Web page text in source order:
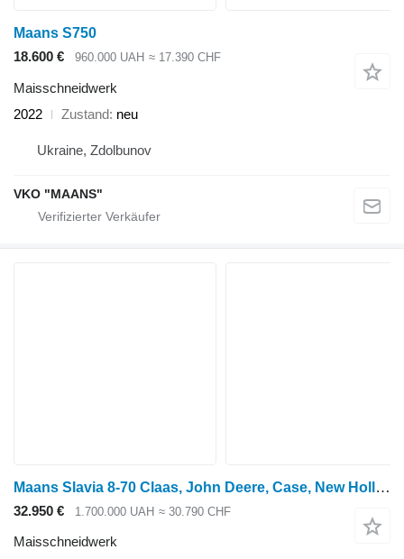
Maans S750
18.600 €
960.000 UAH ≈ 17.390 CHF
Maisschneidwerk
2022
Zustand neu
Ukraine, Zdolbunov
VKO "MAANS"
Maans Slavia 8-70 Claas, John Deere, Case, New Holland
32.950 € 1.700.000 UAH ≈ 30.790 CHF
Maisschneidwerk